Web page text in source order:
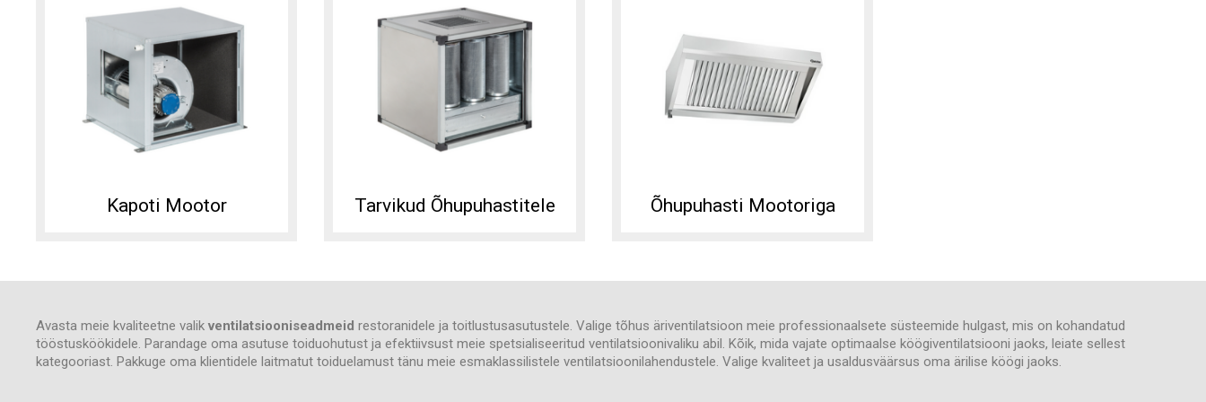
Kapoti Mootor Tarvikud Õhupuhastitele Õhupuhasti Mootoriga
Avasta meie kvaliteetne valik ventilatsiooniseadmeid restoranidele ja toitlustusasutustele. Valige tõhus äriventilatsioon meie professionaalsete süsteemide hulgast, mis on kohandatud
tööstusköökidele. Parandage oma asutuse toiduohutust ja efektiivsust meie spetsialiseeritud ventilatsioonivaliku abil. Kõik, mida vajate optimaalse köögiventilatsiooni jaoks, leiate sellest
kategooriast. Pakkuge oma klientidele laitmatut toiduelamust tänu meie esmaklassilistele ventilatsioonilahendustele. Valige kvaliteet ja usaldusväärsus oma ärilise köögi jaoks.